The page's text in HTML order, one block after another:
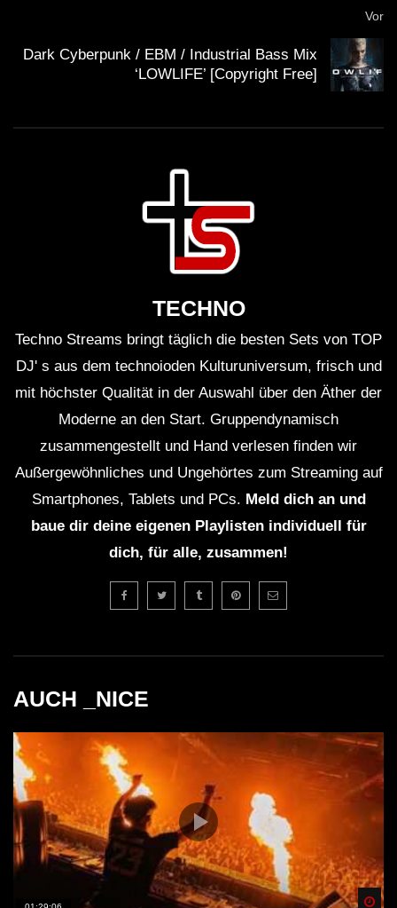
Vor
Dark Cyberpunk / EBM / Industrial Bass Mix
‘LOWLIFE’ [Copyright Free]
TECHNO
Techno Streams bringt täglich die besten Sets von TOP
DJ' s aus dem technoioden Kulturuniversum, frisch und
mit höchster Qualität in der Auswahl über den Äther der
Moderne an den Start. Gruppendynamisch
zusammengestellt und Hand verlesen finden wir
Außergewöhnliches und Ungehörtes zum Streaming auf
Smartphones, Tablets und PCs. Meld dich an und
baue dir deine eigenen Playlisten individuell für
dich, für alle, zusammen!
AUCH _NICE